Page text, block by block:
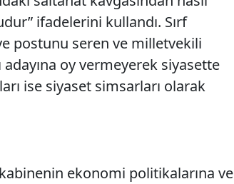
ifadelerini kullandı. Sırf
postunu seren ve milletvekili
oy vermeyerek siyasette
ise siyaset simsarları olarak
ekonomi politikalarına ve